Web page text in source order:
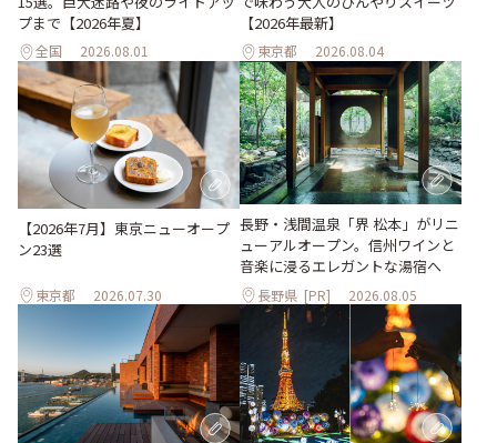
プまで【2026年夏】
全国 2026.08.01
【2026年最新】
東京都 2026.08.04
【2026年7月】東京ニューオープ
ン23選
東京都 2026.07.30
長野・浅間温泉「界 松本」がリニ
ューアルオープン。信州ワインと
音楽に浸るエレガントな湯宿へ
長野県 [PR] 2026.08.05